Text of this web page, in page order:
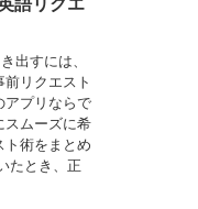
出すには、
リクエスト
アプリならで
スムーズに希
術をまとめ
たとき、正